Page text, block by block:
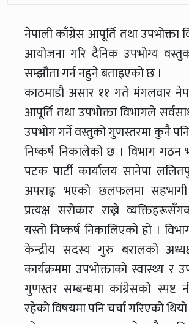
नेपाली काँग्रेस आपूर्ति तथा उपभोक्ता
आयोजना गरि दैनिक उपभोग्य
सम्झौता गर्न नहुने बताइएको छ ।
काठमाडौ असार ११ गते मंगलवार
आपूर्ति तथा उपभोक्ता विभागले
उपभोग गर्ने वस्तुको गुणस्तरमा कुनै
निष्कर्ष निकालेको छ । विभाग गठन
पटक पार्टी कार्यालय सानेपा
अपराह्न भएको छलफलमा
प्रत्यक्ष सरोकार राख्ने
यस्तो निष्कर्ष निकालिएको हो ।
केन्द्रीय सदस्य गुरु बरालको
कार्यक्रममा उपभोक्ताको स्वास्थ्य र
गुणस्तर सम्बन्धमा कांग्रेसको
रहेको विषयमा पनि चर्चा गरिएको थियो